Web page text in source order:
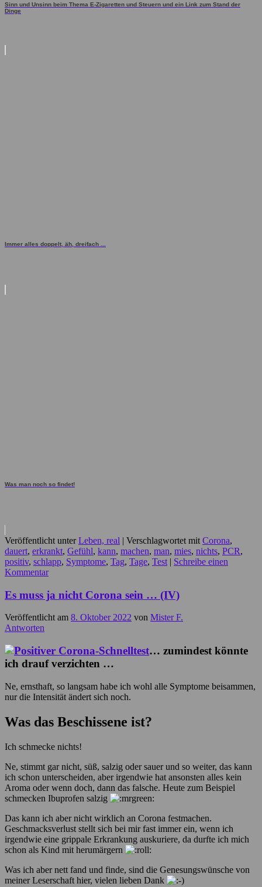
Sinn und Unsinn beim Thema E-Zigaretten und Steuern und ein Link zum Stand der
Dinge
Immer alles doppelt, äh, dreifach ...
Was man noch so findet!
Veröffentlicht unter Leben, real | Verschlagwortet mit Corona,
dauert, erkrankt, Gefühl, kann, machen, man, mies, nichts, PCR,
positiv, schlapp, Symptome, Tag, Tage, Test | Schreibe einen
Kommentar
Es muss ja nicht Corona sein … (IV)
Veröffentlicht am 8. Oktober 2022 von Mister F.
Antworten
… zumindest könnte
ich drauf verzichten …
Ne, ernsthaft, so langsam habe ich wohl alle Symptome beisammen,
nur die Intensität ändert sich noch.
Was das Beschissene ist?
Ich schmecke nichts!
Ne, stimmt gar nicht, süß, salzig oder sauer und so weiter, das kann
ich schon unterscheiden, aber irgendwie hat ansonsten alles kein
Aroma oder wenn doch, dann das falsche. Heute zum Beispiel
schmecken Ibuprofen salzig
Das kann ich aber nicht wirklich an Corona festmachen.
Geschmacksverlust stellt sich bei mir fast immer ein, wenn ich
irgendwie eine grippale Erkrankung auskuriere, da durfte ich mich
schon als Kind mit herumärgern
Was ich aber nett fand und finde, sind die Genesungswünsche von
meiner Leserschaft hier, vielen lieben Dank